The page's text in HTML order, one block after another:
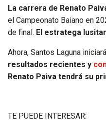
La carrera de Renato
el Campeonato Baiano en
de final. El estratega
Ahora, Santos Laguna
resultados recientes y
Renato Paiva tendrá su
TE PUEDE INTERESAR: